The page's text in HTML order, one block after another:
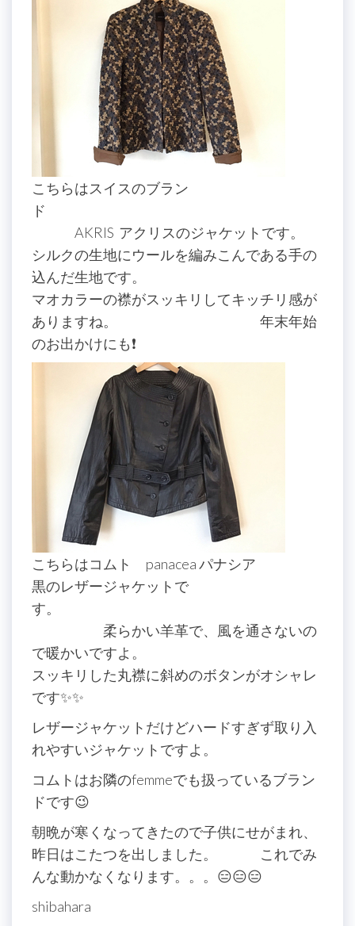
こちらはスイスのブラン
ド
AKRIS アクリスのジャケットです。
シルクの生地にウールを編みこんである手の
込んだ生地です。
マオカラーの襟がスッキリしてキッチリ感が
ありますね。 年末年始
のお出かけにも❗️
こちらはコムト panacea パナシア
黒のレザージャケットで
す。
柔らかい羊革で、風を通さないの
で暖かいですよ。
スッキリした丸襟に斜めのボタンがオシャレ
です✨✨
レザージャケットだけどハードすぎず取り入
れやすいジャケットですよ。
コムトはお隣のfemmeでも扱っているブラン
ドです😉
朝晩が寒くなってきたので子供にせがまれ、
昨日はこたつを出しました。 これでみ
んな動かなくなります。。。😑😑😑
shibahara